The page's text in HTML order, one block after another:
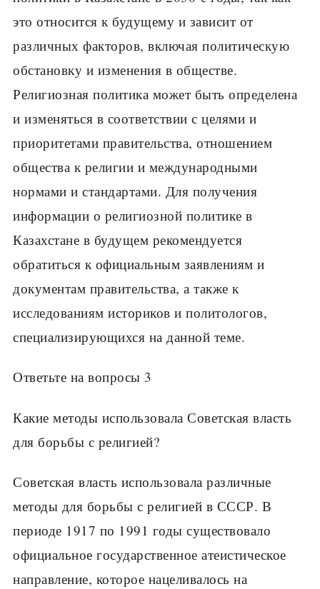
это относится к будущему и зависит от
различных факторов, включая политическую
обстановку и изменения в обществе.
Религиозная политика может быть определена
и изменяться в соответствии с целями и
приоритетами правительства, отношением
общества к религии и международными
нормами и стандартами. Для получения
информации о религиозной политике в
Казахстане в будущем рекомендуется
обратиться к официальным заявлениям и
документам правительства, а также к
исследованиям историков и политологов,
специализирующихся на данной теме.
Ответьте на вопросы 3
Какие методы использовала Советская власть
для борьбы с религией?
Советская власть использовала различные
методы для борьбы с религией в СССР. В
периоде 1917 по 1991 годы существовало
официальное государственное атеистическое
направление, которое нацеливалось на